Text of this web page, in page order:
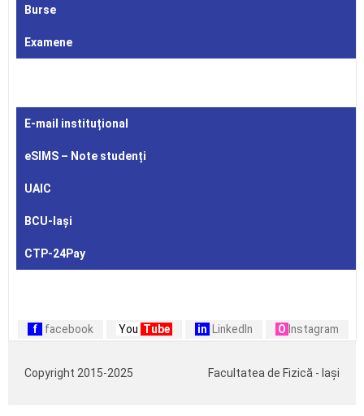
Burse
Examene
E-mail instituțional
eSIMS – Note studenți
UAIC
BCU-Iași
CTP-24Pay
f facebook You Tube in LinkedIn O Instagram
Copyright 2015-2025 Facultatea de Fizică - Iași